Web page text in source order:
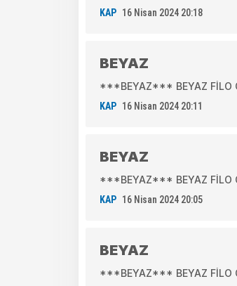
KAP 16 Nisan 2024 20:18
BEYAZ
***BEYAZ*** BEYAZ FİLO
KAP 16 Nisan 2024 20:11
BEYAZ
***BEYAZ*** BEYAZ FİLO
KAP 16 Nisan 2024 20:05
BEYAZ
***BEYAZ*** BEYAZ FİLO